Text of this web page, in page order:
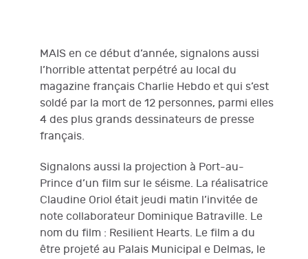
MAIS en ce début d’année, signalons aussi
l’horrible attentat perpétré au local du
magazine français Charlie Hebdo et qui s’est
soldé par la mort de 12 personnes, parmi elles
4 des plus grands dessinateurs de presse
français.
Signalons aussi la projection à Port-au-
Prince d’un film sur le séisme. La réalisatrice
Claudine Oriol était jeudi matin l’invitée de
note collaborateur Dominique Batraville. Le
nom du film : Resilient Hearts. Le film a du
être projeté au Palais Municipal e Delmas, le